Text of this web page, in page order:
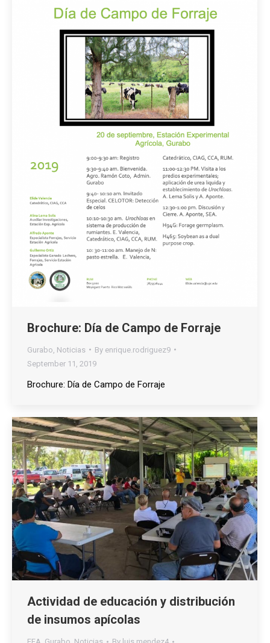
Brochure: Día de Campo de Forraje
Gurabo Noticias By enrique.rodriguez9
September 11, 2019
Brochure: Día de Campo de Forraje
Actividad de educación y distribución
de insumos apícolas